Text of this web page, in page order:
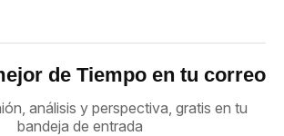
de Tiempo en tu correo
análisis y perspectiva, gratis en tu
bandeja de entrada